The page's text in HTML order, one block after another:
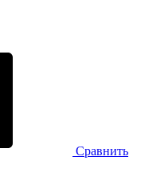
Сравнить